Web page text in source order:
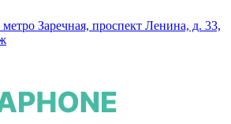
метро Заречная, проспект Ленина, д. 33,